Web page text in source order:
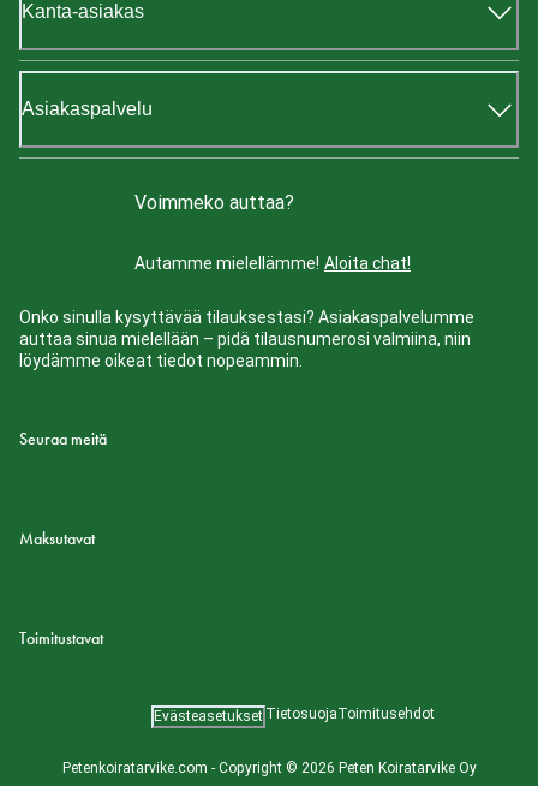
Kanta-asiakas
Asiakaspalvelu
Voimmeko auttaa?
Autamme mielellämme! Aloita chat!
Onko sinulla kysyttävää tilauksestasi? Asiakaspalvelumme
auttaa sinua mielellään – pidä tilausnumerosi valmiina, niin
löydämme oikeat tiedot nopeammin.
Seuraa meitä
Maksutavat
Toimitustavat
Petenkoiratarvike.com - Copyright © 2026 Peten Koiratarvike Oy
Evästeasetukset TietosuojaToimitusehdot